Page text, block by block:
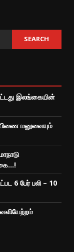
SEARCH
இலங்கையின்
மனுவையும்
6 பேர் பலி – 10